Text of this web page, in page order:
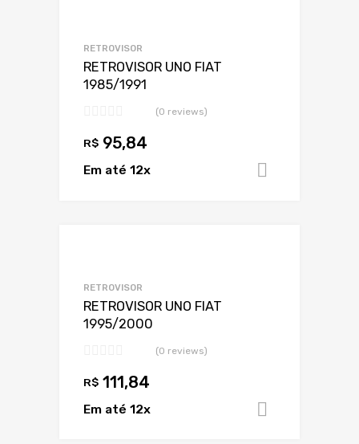
RETROVISOR
RETROVISOR UNO FIAT
1985/1991
(0 reviews)
R$ 95,84
Em até 12x
RETROVISOR
RETROVISOR UNO FIAT
1995/2000
(0 reviews)
R$ 111,84
Em até 12x